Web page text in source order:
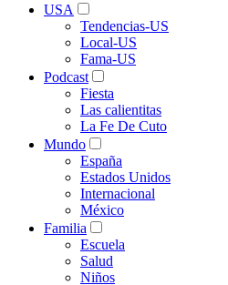
USA
Tendencias-US
Local-US
Fama-US
Podcast
Fiesta
Las calientitas
La Fe De Cuto
Mundo
España
Estados Unidos
Internacional
México
Familia
Escuela
Salud
Niños